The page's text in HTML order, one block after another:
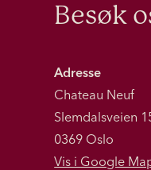
Besøk
Adresse
Chateau Neuf
Slemdalsveien
0369 Oslo
Vis i Google